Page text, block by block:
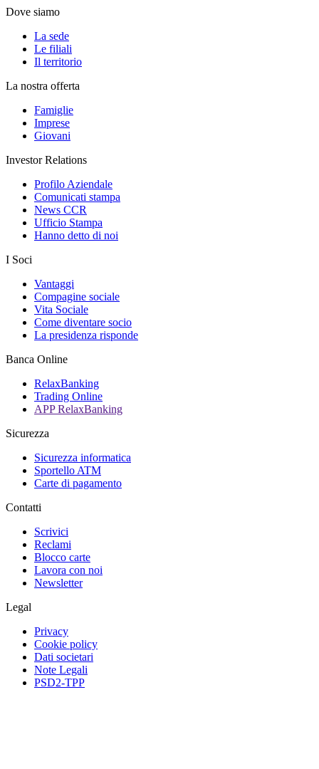
Dove siamo
La sede
Le filiali
Il territorio
La nostra offerta
Famiglie
Imprese
Giovani
Investor Relations
Profilo Aziendale
Comunicati stampa
News CCR
Ufficio Stampa
Hanno detto di noi
I Soci
Vantaggi
Compagine sociale
Vita Sociale
Come diventare socio
La presidenza risponde
Banca Online
RelaxBanking
Trading Online
APP RelaxBanking
Sicurezza
Sicurezza informatica
Sportello ATM
Carte di pagamento
Contatti
Scrivici
Reclami
Blocco carte
Lavora con noi
Newsletter
Legal
Privacy
Cookie policy
Dati societari
Note Legali
PSD2-TPP